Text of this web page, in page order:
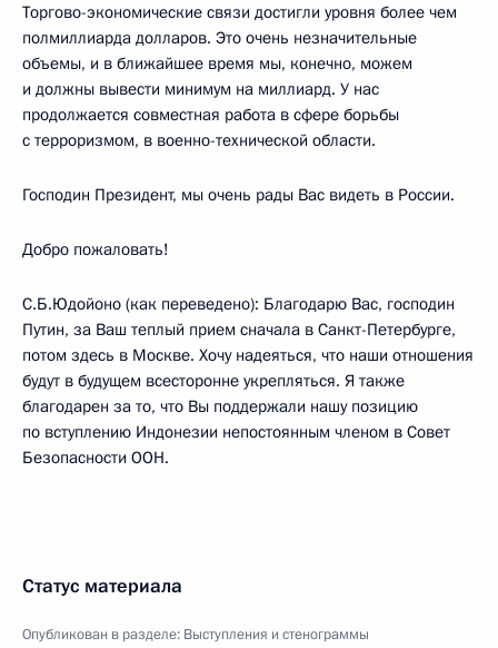
Торгово-экономические связи достигли уровня более чем
полмиллиарда долларов. Это очень незначительные
объемы, и в ближайшее время мы, конечно, можем
и должны вывести минимум на миллиард. У нас
продолжается совместная работа в сфере борьбы
с терроризмом, в военно-технической области.
Господин Президент, мы очень рады Вас видеть в России.
Добро пожаловать!
С.Б.Юдойоно (как переведено): Благодарю Вас, господин
Путин, за Ваш теплый прием сначала в Санкт-Петербурге,
потом здесь в Москве. Хочу надеяться, что наши отношения
будут в будущем всесторонне укрепляться. Я также
благодарен за то, что Вы поддержали нашу позицию
по вступлению Индонезии непостоянным членом в Совет
Безопасности ООН.
Статус материала
Опубликован в разделе: Выступления и стенограммы